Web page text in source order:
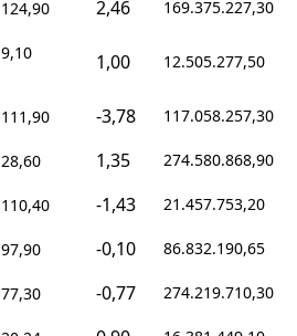
Şanlıurfa
Uşak
Van
Yozgat
Zonguldak
Aksaray
Bayburt
124,90 2,46 169.375.227,30
9,10 1,00 12.505.277,50
111,90 -3,78 117.058.257,30
28,60 1,35 274.580.868,90
110,40 -1,43 21.457.753,20
97,90 -0,10 86.832.190,65
77,30 -0,77 274.219.710,30